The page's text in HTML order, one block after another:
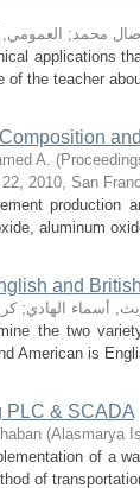
محمد;
applications
of the teacher
A. (
2010, San
production
aluminum
and
أسماء الهادي;
the two
American is
PLC & SCADA
(Alasmarya
of a
of